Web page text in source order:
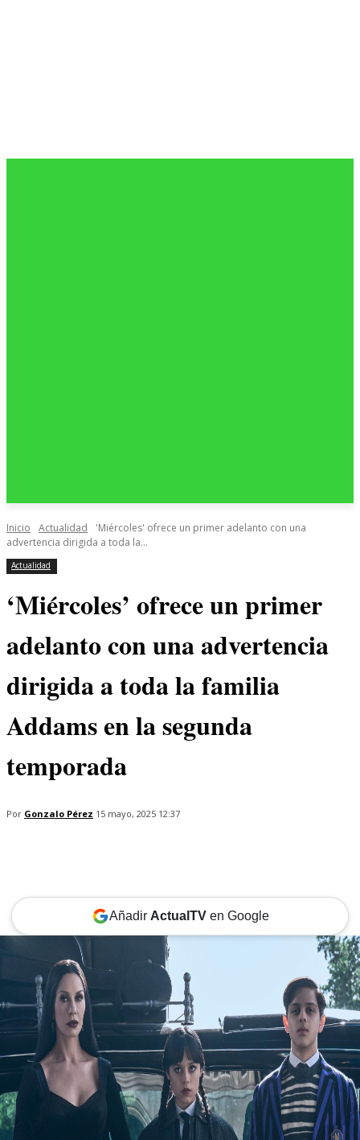
Inicio Actualidad
'Miércoles' ofrece un primer adelanto con una
advertencia dirigida a toda la...
Actualidad
‘Miércoles’ ofrece un primer
adelanto con una advertencia
dirigida a toda la familia
Addams en la segunda
temporada
Por Gonzalo Pérez 15 mayo, 2025 12:37
Añadir ActualTVen Google